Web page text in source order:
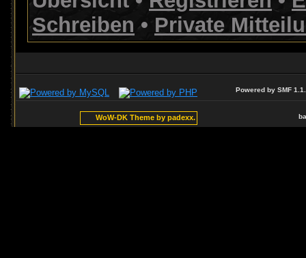
Schreiben • Private
Powered by SMF
WoW-DK Theme by padexx.